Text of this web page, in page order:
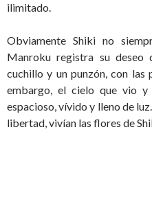
ilimitado.
Obviamente Shiki no
Manroku registra su
cuchillo y un punzón, con las
embargo, el cielo que vio y
espacioso, vívido y lleno de
libertad, vivían las flores de